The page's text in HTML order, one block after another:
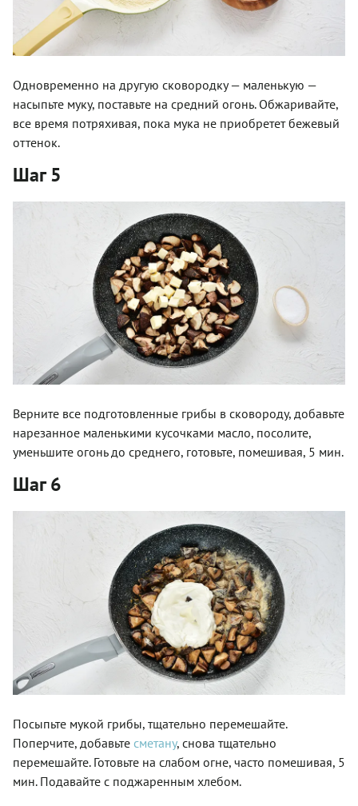
Одновременно на другую сковородку — маленькую —
насыпьте муку, поставьте на средний огонь. Обжаривайте,
все время потряхивая, пока мука не приобретет бежевый
оттенок.
Шаг 5
Верните все подготовленные грибы в сковороду, добавьте
нарезанное маленькими кусочками масло, посолите,
уменьшите огонь до среднего, готовьте, помешивая, 5 мин.
Шаг 6
Посыпьте мукой грибы, тщательно перемешайте.
Поперчите, добавьте сметану, снова тщательно
перемешайте. Готовьте на слабом огне, часто помешивая, 5
мин. Подавайте с поджаренным хлебом.